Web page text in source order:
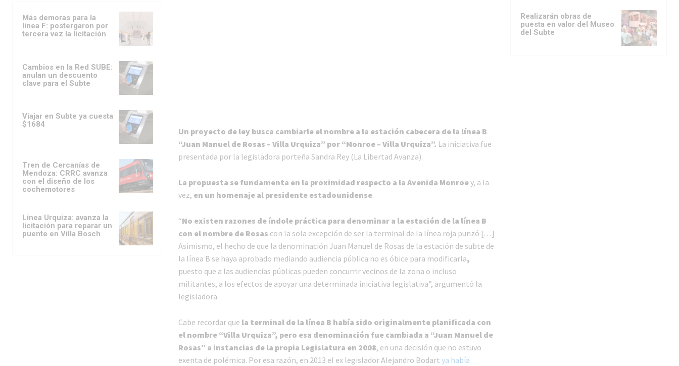
Más demoras para la
línea F: postergaron por
tercera vez la licitación
Cambios en la Red SUBE:
anulan un descuento
clave para el Subte
Viajar en Subte ya cuesta
$1684
Tren de Cercanías de
Mendoza: CRRC avanza
con el diseño de los
cochemotores
Línea Urquiza: avanza la
licitación para reparar un
puente en Villa Bosch
Un proyecto de ley busca cambiarle el nombre a la estación cabecera de la línea B
“Juan Manuel de Rosas – Villa Urquiza” por “Monroe – Villa Urquiza”. La iniciativa fue
presentada por la legisladora porteña Sandra Rey (La Libertad Avanza).
La propuesta se fundamenta en la proximidad respecto a la Avenida Monroey, a la
vez, en un homenaje al presidente estadounidense.
“No existen razones de índole práctica para denominar a la estación de la línea B
con el nombre de Rosas con la sola excepción de ser la terminal de la línea roja punzó […]
Asimismo, el hecho de que la denominación Juan Manuel de Rosas de la estación de subte de
la línea B se haya aprobado mediando audiencia pública no es óbice para modificarla,
puesto que a las audiencias públicas pueden concurrir vecinos de la zona o incluso
militantes, a los efectos de apoyar una determinada iniciativa legislativa”, argumentó la
legisladora.
Cabe recordar que la terminal de la línea B había sido originalmente planificada con
el nombre “Villa Urquiza”, pero esa denominación fue cambiada a “Juan Manuel de
Rosas” a instancias de la propia Legislatura en 2008, en una decisión que no estuvo
exenta de polémica. Por esa razón, en 2013 el ex legislador Alejandro Bodart ya había
Realizarán obras de
puesta en valor del Museo
del Subte